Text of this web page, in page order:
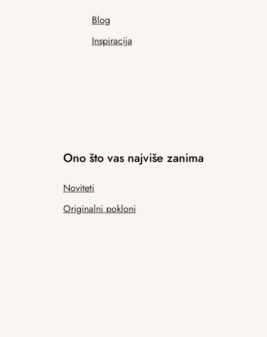
Blog
Inspiracija
Ono što vas najviše zanima
Noviteti
Originalni pokloni